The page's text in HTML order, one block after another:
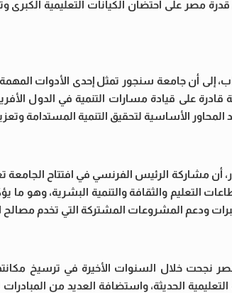
مصر على احتضان الكيانات التعليمية الكبرى
إلى أن جامعة سنجور تمثل إحدى الأدوات المهمة
على قيادة مسارات التنمية في الدول
أحد المحاور الأساسية لتحقيق التنمية المستدامة
أن مشاركة الرئيس الفرنسي في افتتاح
التعليم والثقافة والتنمية البشرية، وهو ما
ودعم المشروعات المشتركة التي تخدم مصالح
نجحت خلال السنوات الأخيرة في ترسيخ
الحديثة، واستضافة العديد من